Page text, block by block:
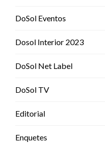
DoSol Eventos
Dosol Interior 2023
DoSol Net Label
DoSol TV
Editorial
Enquetes